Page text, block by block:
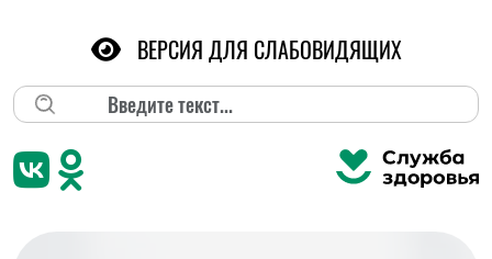
Поиск
ВЕРСИЯ ДЛЯ СЛАБОВИДЯЩИХ